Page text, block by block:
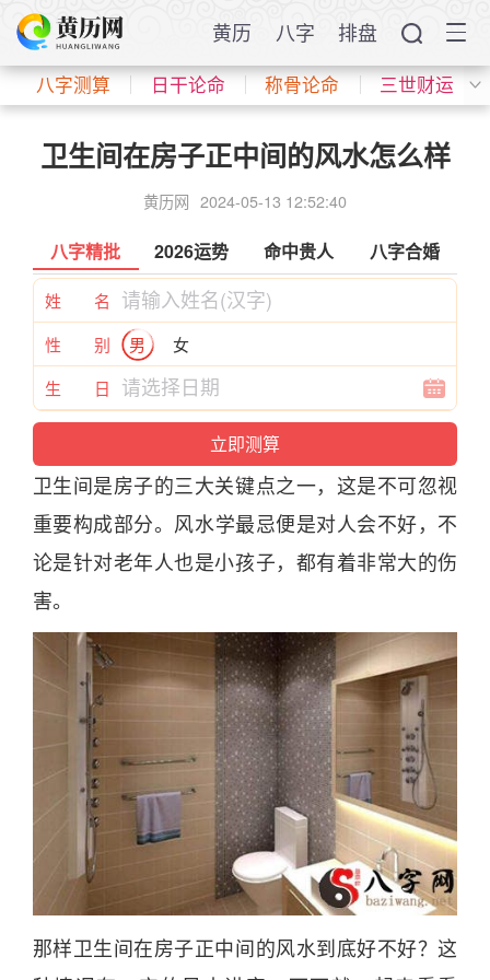
黄历 八字 排盘
八字测算 日干论命 称骨论命 三世财运
卫生间在房子正中间的风水怎么样
黄历网 2024-05-13 12:52:40
八字精批 2026运势 命中贵人 八字合婚
姓 名
性 别
男
女
生 日
卫生间是房子的三大关键点之一，这是不可忽视
重要构成部分。 风水学最忌便是对人会不好，不
论是针对老年人也是小孩子，都有着非常大的伤
害。
那样卫生间在房子正中间的风水到底好不好？这